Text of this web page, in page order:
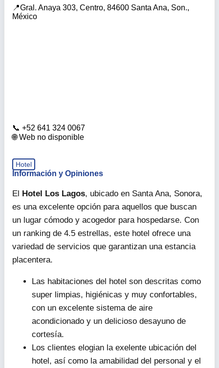
+52 641 324 0067
Web no disponible
Gral. Anaya 303, Centro, 84600 Santa Ana, Son.,
México
Hotel
Información y Opiniones
El Hotel Los Lagos, ubicado en Santa Ana, Sonora,
es una excelente opción para aquellos que buscan
un lugar cómodo y acogedor para hospedarse. Con
un ranking de 4.5 estrellas, este hotel ofrece una
variedad de servicios que garantizan una estancia
placentera.
Las habitaciones del hotel son descritas como
super limpias, higiénicas y muy confortables,
con un excelente sistema de aire
acondicionado y un delicioso desayuno de
cortesía.
Los clientes elogian la exelente ubicación del
hotel, así como la amabilidad del personal y el